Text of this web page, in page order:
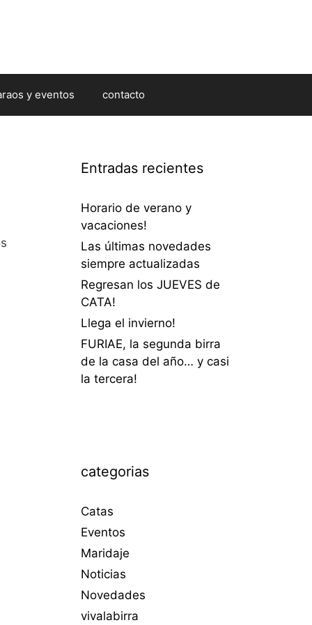
y eventos contacto
Entradas recientes
Horario de verano y
vacaciones!
Las últimas novedades
siempre actualizadas
Regresan los JUEVES de
CATA!
Llega el invierno!
FURIAE, la segunda birra
de la casa del año… y casi
la tercera!
categorias
Catas
Eventos
Maridaje
Noticias
Novedades
vivalabirra